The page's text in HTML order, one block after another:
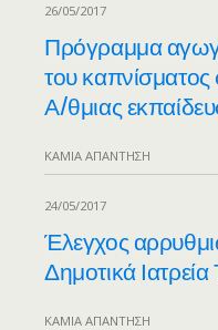
26/05/2017
Πρόγραμμα
του καπνίσματος
Α/θμιας
ΚΑΜΊΑ ΑΠΆΝΤΗΣΗ
24/05/2017
Έλεγχος
Δημοτικά
ΚΑΜΊΑ ΑΠΆΝΤΗΣΗ